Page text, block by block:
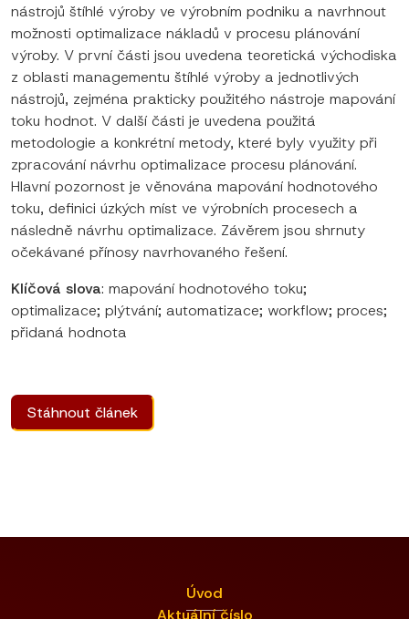
nástrojů štíhlé výroby ve výrobním podniku a navrhnout
možnosti optimalizace nákladů v procesu plánování
výroby. V první části jsou uvedena teoretická východiska
z oblasti managementu štíhlé výroby a jednotlivých
nástrojů, zejména prakticky použitého nástroje mapování
toku hodnot. V další části je uvedena použitá
metodologie a konkrétní metody, které byly využity při
zpracování návrhu optimalizace procesu plánování.
Hlavní pozornost je věnována mapování hodnotového
toku, definici úzkých míst ve výrobních procesech a
následně návrhu optimalizace. Závěrem jsou shrnuty
očekávané přínosy navrhovaného řešení.
Klíčová slova: mapování hodnotového toku;
optimalizace; plýtvání; automatizace; workflow; proces;
přidaná hodnota
Stáhnout článek
Úvod
Aktuální číslo